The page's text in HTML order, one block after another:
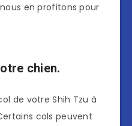
en profitons pour
chien.
de votre Shih Tzu à
cols peuvent